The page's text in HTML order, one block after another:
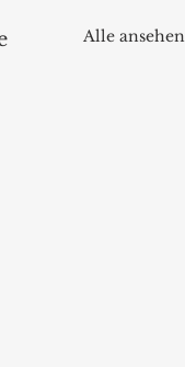
Alle ansehen